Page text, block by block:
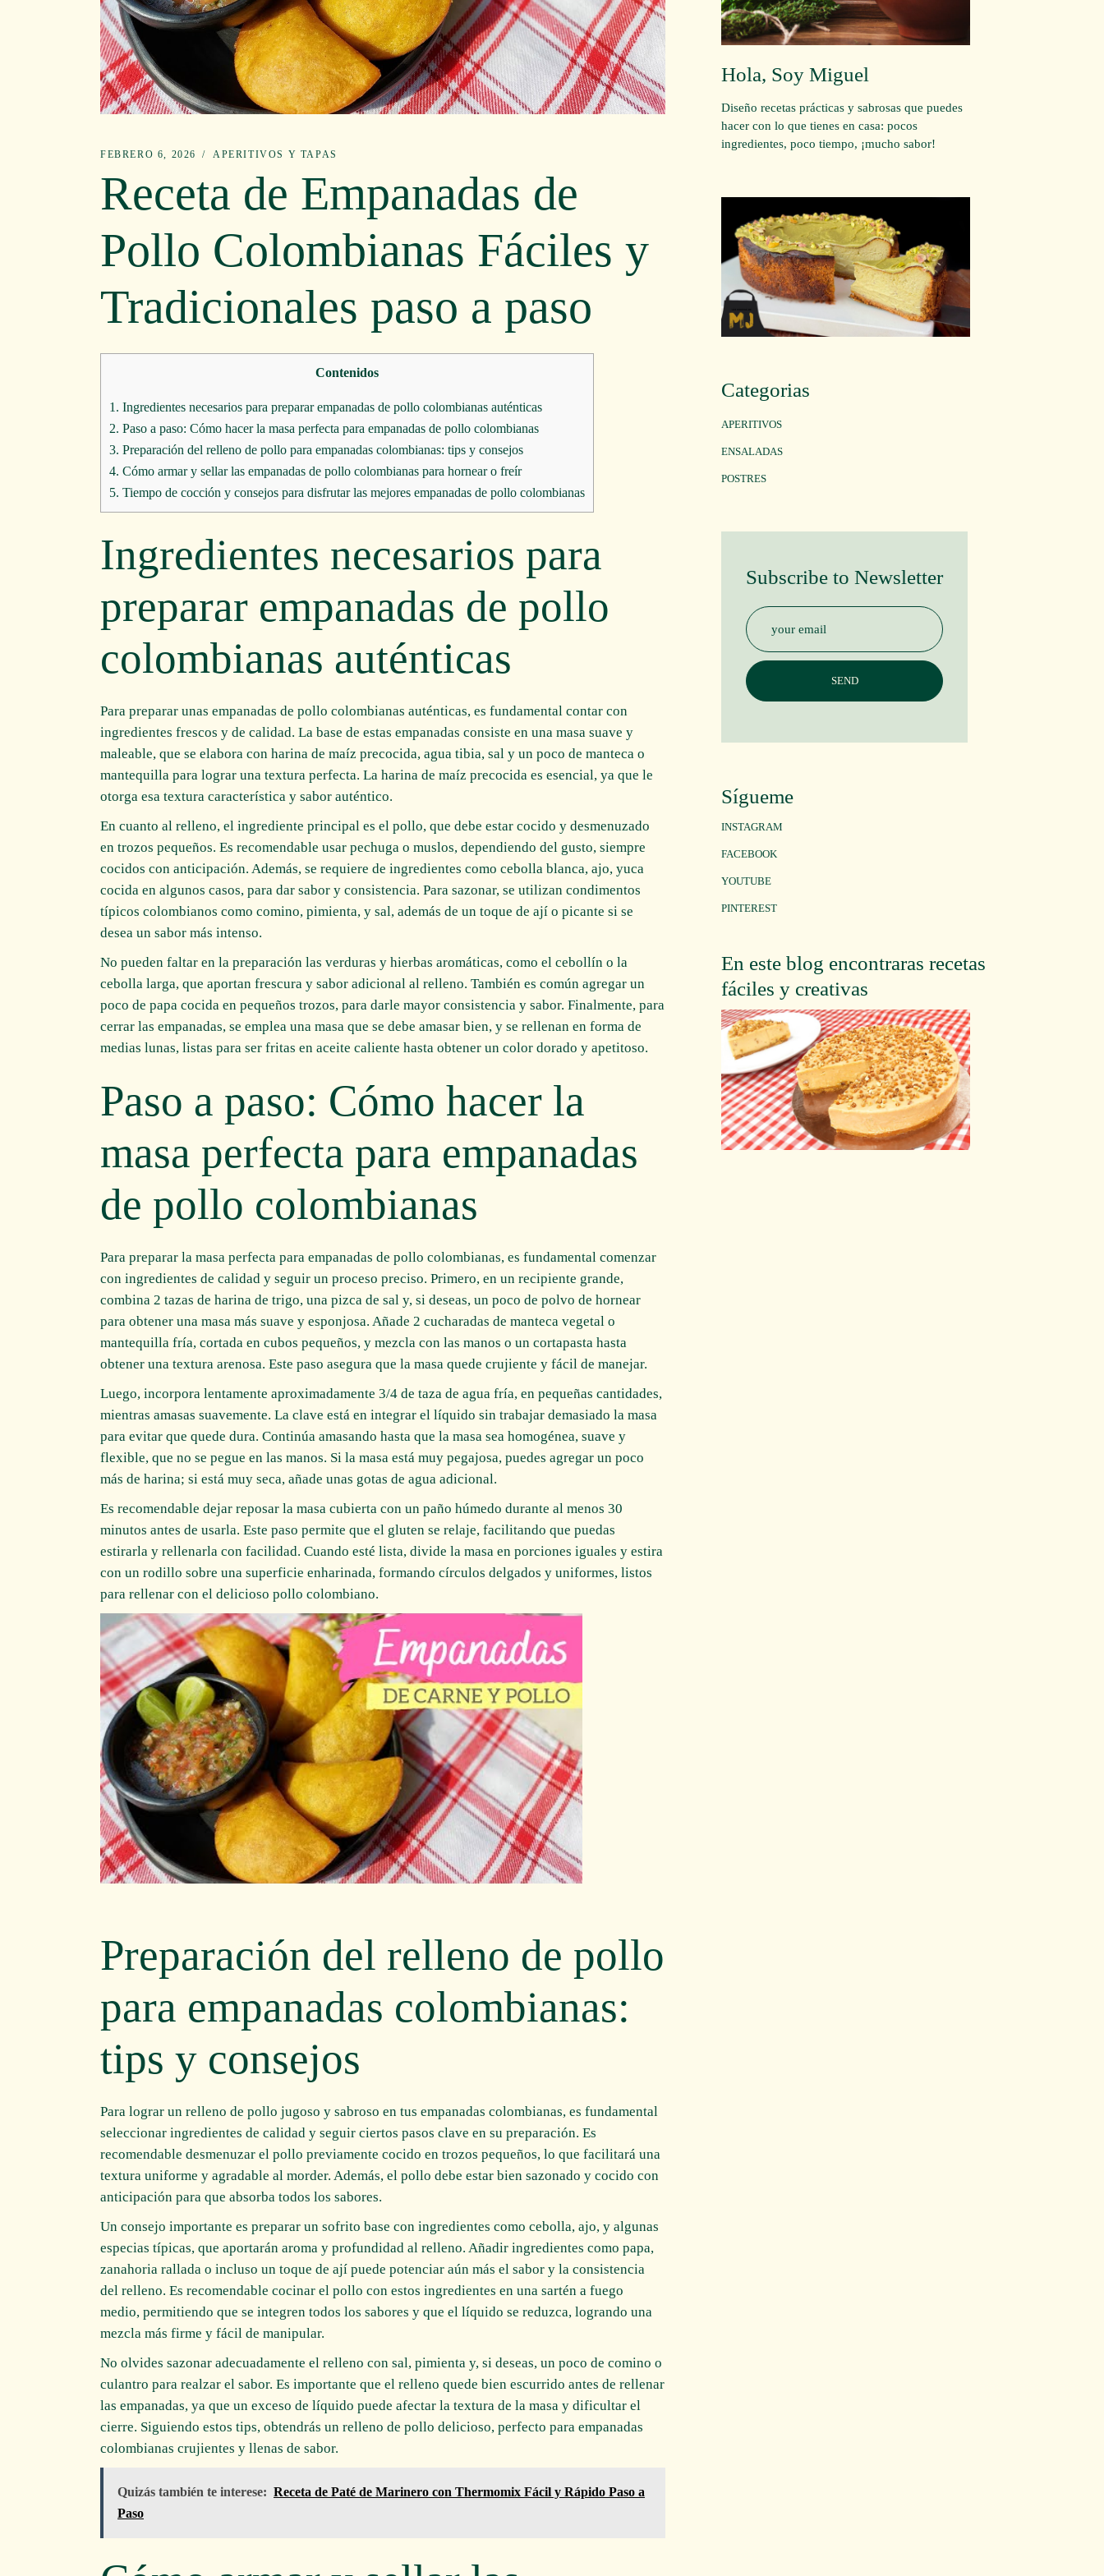
FEBRERO 6, 2026 APERITIVOS Y TAPAS
Receta de Empanadas de
Pollo Colombianas Fáciles y
Tradicionales paso a paso
Contenidos
1. Ingredientes necesarios para preparar empanadas de pollo colombianas auténticas
2. Paso a paso: Cómo hacer la masa perfecta para empanadas de pollo colombianas
3. Preparación del relleno de pollo para empanadas colombianas: tips y consejos
4. Cómo armar y sellar las empanadas de pollo colombianas para hornear o freír
5. Tiempo de cocción y consejos para disfrutar las mejores empanadas de pollo colombianas
Ingredientes necesarios para
preparar empanadas de pollo
colombianas auténticas
Para preparar unas empanadas de pollo colombianas auténticas, es fundamental contar con
ingredientes frescos y de calidad. La base de estas empanadas consiste en una masa suave y
maleable, que se elabora con harina de maíz precocida, agua tibia, sal y un poco de manteca o
mantequilla para lograr una textura perfecta. La harina de maíz precocida es esencial, ya que le
otorga esa textura característica y sabor auténtico.
En cuanto al relleno, el ingrediente principal es el pollo, que debe estar cocido y desmenuzado
en trozos pequeños. Es recomendable usar pechuga o muslos, dependiendo del gusto, siempre
cocidos con anticipación. Además, se requiere de ingredientes como cebolla blanca, ajo, yuca
cocida en algunos casos, para dar sabor y consistencia. Para sazonar, se utilizan condimentos
típicos colombianos como comino, pimienta, y sal, además de un toque de ají o picante si se
desea un sabor más intenso.
No pueden faltar en la preparación las verduras y hierbas aromáticas, como el cebollín o la
cebolla larga, que aportan frescura y sabor adicional al relleno. También es común agregar un
poco de papa cocida en pequeños trozos, para darle mayor consistencia y sabor. Finalmente, para
cerrar las empanadas, se emplea una masa que se debe amasar bien, y se rellenan en forma de
medias lunas, listas para ser fritas en aceite caliente hasta obtener un color dorado y apetitoso.
Paso a paso: Cómo hacer la
masa perfecta para empanadas
de pollo colombianas
Para preparar la masa perfecta para empanadas de pollo colombianas, es fundamental comenzar
con ingredientes de calidad y seguir un proceso preciso. Primero, en un recipiente grande,
combina 2 tazas de harina de trigo, una pizca de sal y, si deseas, un poco de polvo de hornear
para obtener una masa más suave y esponjosa. Añade 2 cucharadas de manteca vegetal o
mantequilla fría, cortada en cubos pequeños, y mezcla con las manos o un cortapasta hasta
obtener una textura arenosa. Este paso asegura que la masa quede crujiente y fácil de manejar.
Luego, incorpora lentamente aproximadamente 3/4 de taza de agua fría, en pequeñas cantidades,
mientras amasas suavemente. La clave está en integrar el líquido sin trabajar demasiado la masa
para evitar que quede dura. Continúa amasando hasta que la masa sea homogénea, suave y
flexible, que no se pegue en las manos. Si la masa está muy pegajosa, puedes agregar un poco
más de harina; si está muy seca, añade unas gotas de agua adicional.
Es recomendable dejar reposar la masa cubierta con un paño húmedo durante al menos 30
minutos antes de usarla. Este paso permite que el gluten se relaje, facilitando que puedas
estirarla y rellenarla con facilidad. Cuando esté lista, divide la masa en porciones iguales y estira
con un rodillo sobre una superficie enharinada, formando círculos delgados y uniformes, listos
para rellenar con el delicioso pollo colombiano.
Preparación del relleno de pollo
para empanadas colombianas:
tips y consejos
Para lograr un relleno de pollo jugoso y sabroso en tus empanadas colombianas, es fundamental
seleccionar ingredientes de calidad y seguir ciertos pasos clave en su preparación. Es
recomendable desmenuzar el pollo previamente cocido en trozos pequeños, lo que facilitará una
textura uniforme y agradable al morder. Además, el pollo debe estar bien sazonado y cocido con
anticipación para que absorba todos los sabores.
Un consejo importante es preparar un sofrito base con ingredientes como cebolla, ajo, y algunas
especias típicas, que aportarán aroma y profundidad al relleno. Añadir ingredientes como papa,
zanahoria rallada o incluso un toque de ají puede potenciar aún más el sabor y la consistencia
del relleno. Es recomendable cocinar el pollo con estos ingredientes en una sartén a fuego
medio, permitiendo que se integren todos los sabores y que el líquido se reduzca, logrando una
mezcla más firme y fácil de manipular.
No olvides sazonar adecuadamente el relleno con sal, pimienta y, si deseas, un poco de comino o
culantro para realzar el sabor. Es importante que el relleno quede bien escurrido antes de rellenar
las empanadas, ya que un exceso de líquido puede afectar la textura de la masa y dificultar el
cierre. Siguiendo estos tips, obtendrás un relleno de pollo delicioso, perfecto para empanadas
colombianas crujientes y llenas de sabor.
Quizás también te interese: Receta de Paté de Marinero con Thermomix Fácil y Rápido Paso a
Paso
Hola, Soy Miguel
Diseño recetas prácticas y sabrosas que puedes
hacer con lo que tienes en casa: pocos
ingredientes, poco tiempo, ¡mucho sabor!
Categorias
APERITIVOS
ENSALADAS
POSTRES
Subscribe to Newsletter
Sígueme
INSTAGRAM
FACEBOOK
YOUTUBE
PINTEREST
En este blog encontraras recetas
fáciles y creativas